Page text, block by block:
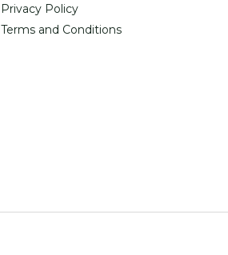
Privacy Policy
Terms and Conditions